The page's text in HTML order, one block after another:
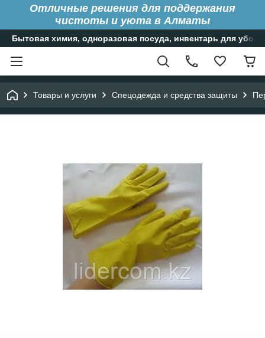
Отличные решения для поддержания
чистоты и уюта в Алматы
Бытовая химия, одноразовая посуда, инвентарь для
Товары и услуги Спецодежда и средства защиты